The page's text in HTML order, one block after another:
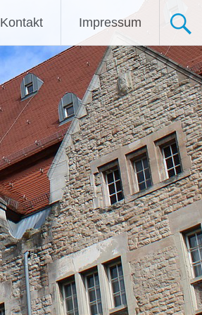
Kontakt Impressum